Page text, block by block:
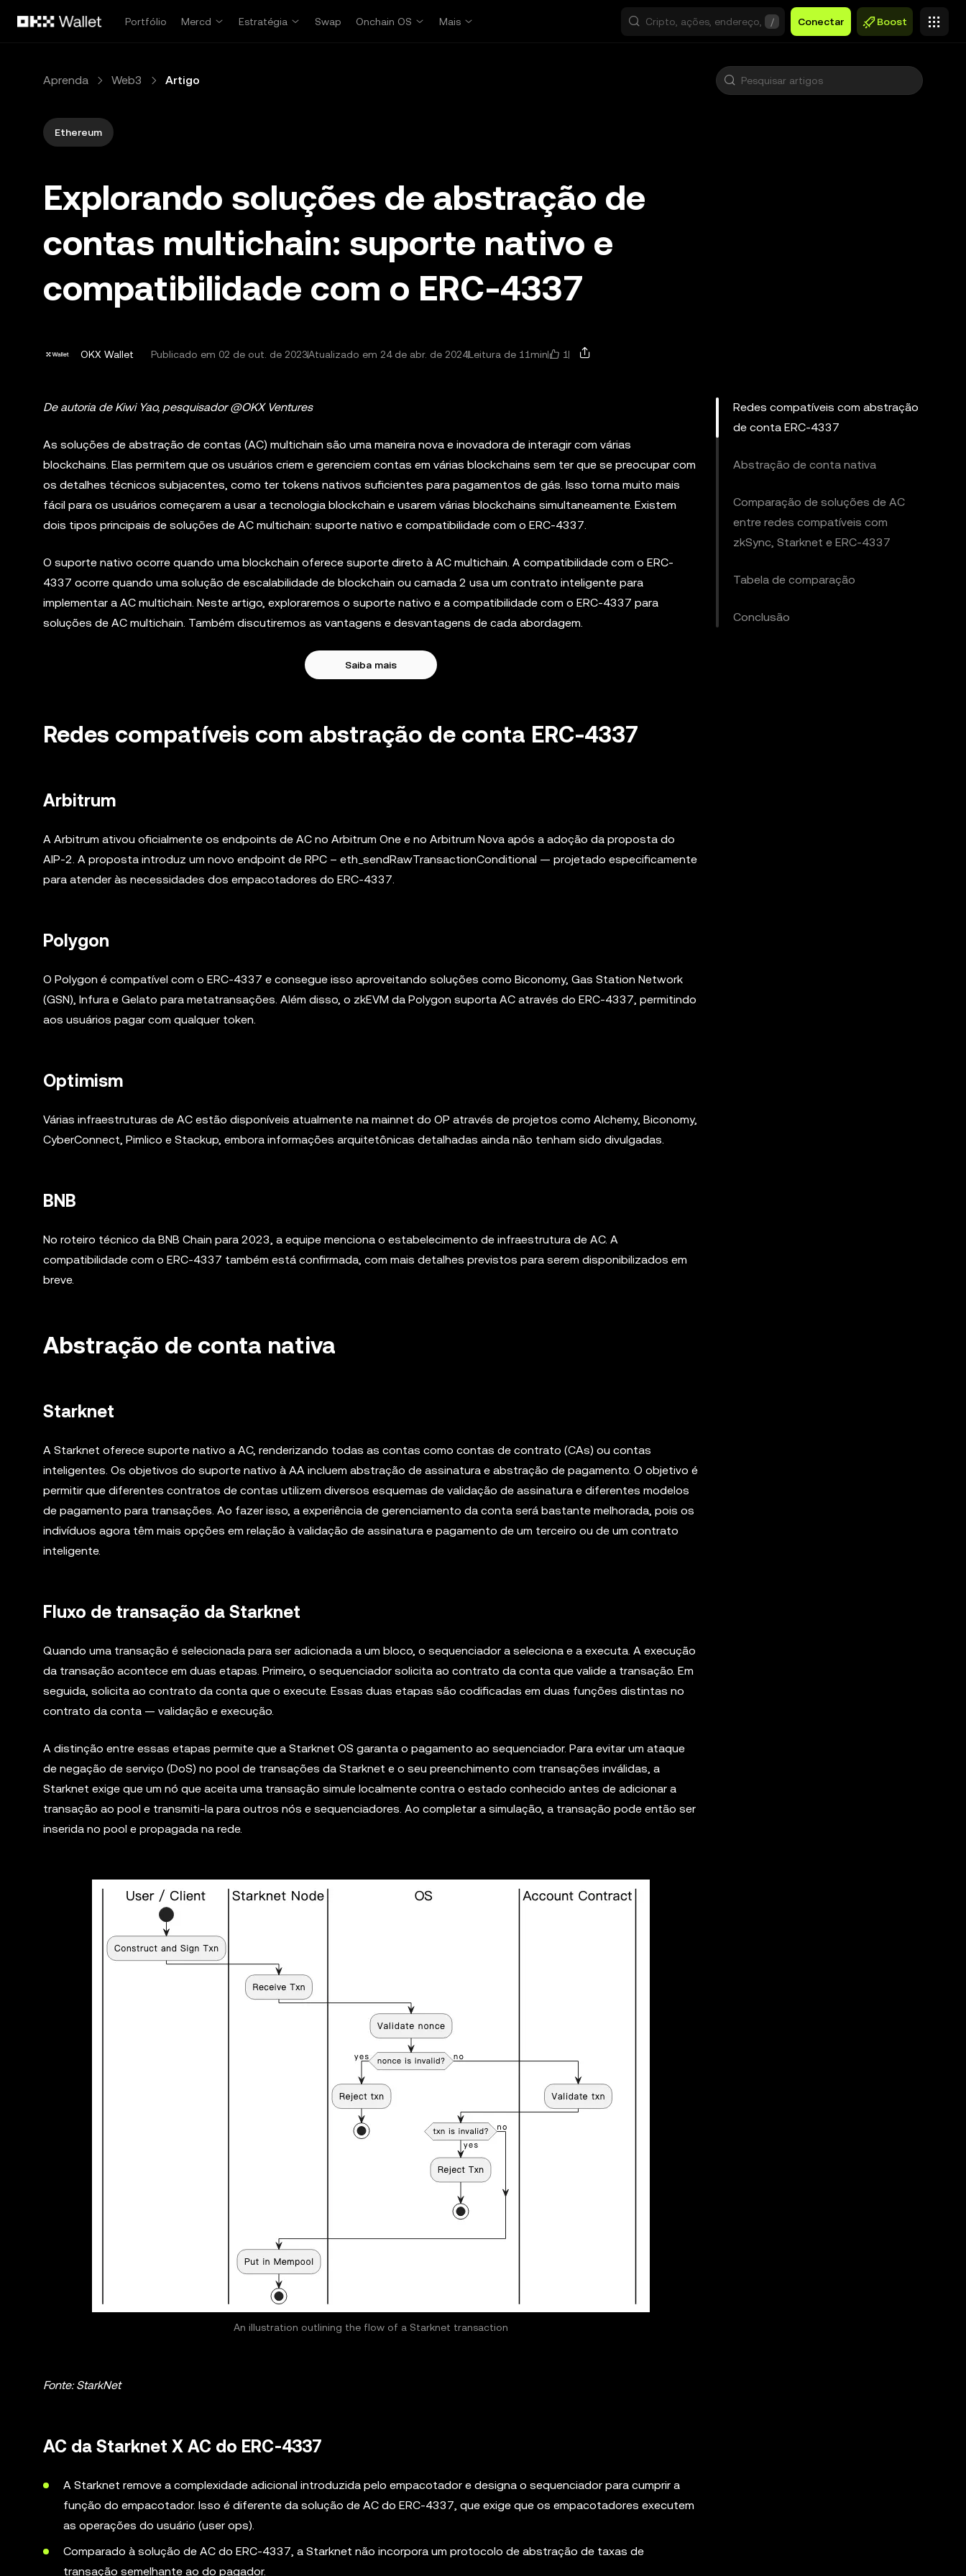
Portfólio
Mercd Estratégia Swap Onchain OS Mais / Conectar Boost
Aprenda Web3 Artigo
Ethereum
Explorando soluções de abstração de
contas multichain: suporte nativo e
compatibilidade com o ERC-4337
OKX Wallet Publicado em 02 de out. de 2023Atualizado em 24 de abr. de 2024Leitura de 11min 1
De autoria de Kiwi Yao, pesquisador @OKX Ventures
As soluções de abstração de contas (AC) multichain são uma maneira nova e inovadora de interagir com várias
blockchains. Elas permitem que os usuários criem e gerenciem contas em várias blockchains sem ter que se preocupar com
os detalhes técnicos subjacentes, como ter tokens nativos suficientes para pagamentos de gás. Isso torna muito mais
fácil para os usuários começarem a usar a tecnologia blockchain e usarem várias blockchains simultaneamente. Existem
dois tipos principais de soluções de AC multichain: suporte nativo e compatibilidade com o ERC-4337.
O suporte nativo ocorre quando uma blockchain oferece suporte direto à AC multichain. A compatibilidade com o ERC-
4337 ocorre quando uma solução de escalabilidade de blockchain ou camada 2 usa um contrato inteligente para
implementar a AC multichain. Neste artigo, exploraremos o suporte nativo e a compatibilidade com o ERC-4337 para
soluções de AC multichain. Também discutiremos as vantagens e desvantagens de cada abordagem.
Saiba mais
Redes compatíveis com abstração de conta ERC-4337
Arbitrum
A Arbitrum ativou oficialmente os endpoints de AC no Arbitrum One e no Arbitrum Nova após a adoção da proposta do
AIP-2. A proposta introduz um novo endpoint de RPC – eth_sendRawTransactionConditional — projetado especificamente
para atender às necessidades dos empacotadores do ERC-4337.
Polygon
O Polygon é compatível com o ERC-4337 e consegue isso aproveitando soluções como Biconomy, Gas Station Network
(GSN), Infura e Gelato para metatransações. Além disso, o zkEVM da Polygon suporta AC através do ERC-4337, permitindo
aos usuários pagar com qualquer token.
Optimism
Várias infraestruturas de AC estão disponíveis atualmente na mainnet do OP através de projetos como Alchemy, Biconomy,
CyberConnect, Pimlico e Stackup, embora informações arquitetônicas detalhadas ainda não tenham sido divulgadas.
BNB
No roteiro técnico da BNB Chain para 2023, a equipe menciona o estabelecimento de infraestrutura de AC. A
compatibilidade com o ERC-4337 também está confirmada, com mais detalhes previstos para serem disponibilizados em
breve.
Abstração de conta nativa
Starknet
A Starknet oferece suporte nativo a AC, renderizando todas as contas como contas de contrato (CAs) ou contas
inteligentes. Os objetivos do suporte nativo à AA incluem abstração de assinatura e abstração de pagamento. O objetivo é
permitir que diferentes contratos de contas utilizem diversos esquemas de validação de assinatura e diferentes modelos
de pagamento para transações. Ao fazer isso, a experiência de gerenciamento da conta será bastante melhorada, pois os
indivíduos agora têm mais opções em relação à validação de assinatura e pagamento de um terceiro ou de um contrato
inteligente.
Fluxo de transação da Starknet
Quando uma transação é selecionada para ser adicionada a um bloco, o sequenciador a seleciona e a executa. A execução
da transação acontece em duas etapas. Primeiro, o sequenciador solicita ao contrato da conta que valide a transação. Em
seguida, solicita ao contrato da conta que o execute. Essas duas etapas são codificadas em duas funções distintas no
contrato da conta — validação e execução.
A distinção entre essas etapas permite que a Starknet OS garanta o pagamento ao sequenciador. Para evitar um ataque
de negação de serviço (DoS) no pool de transações da Starknet e o seu preenchimento com transações inválidas, a
Starknet exige que um nó que aceita uma transação simule localmente contra o estado conhecido antes de adicionar a
transação ao pool e transmiti-la para outros nós e sequenciadores. Ao completar a simulação, a transação pode então ser
inserida no pool e propagada na rede.
An illustration outlining the flow of a Starknet transaction
Fonte: StarkNet
AC da Starknet X AC do ERC-4337
A Starknet remove a complexidade adicional introduzida pelo empacotador e designa o sequenciador para cumprir a
função do empacotador. Isso é diferente da solução de AC do ERC-4337, que exige que os empacotadores executem
as operações do usuário (user ops).
Comparado à solução de AC do ERC-4337, a Starknet não incorpora um protocolo de abstração de taxas de
transação semelhante ao do pagador.
Redes compatíveis com abstração
de conta ERC-4337
Abstração de conta nativa
Comparação de soluções de AC
entre redes compatíveis com
zkSync, Starknet e ERC-4337
Tabela de comparação
Conclusão